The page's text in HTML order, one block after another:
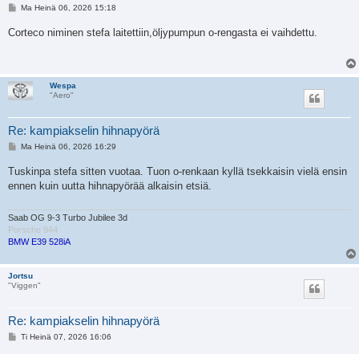
V
s
Ma Heinä 06, 2026 15:18
Corteco niminen stefa laitettiin,öljypumpun o-rengasta ei vaihdettu.
Wespa
"Aero"
Re: kampiakselin hihnapyörä
V
s
t
Ma Heinä 06, 2026 16:29
Tuskinpa stefa sitten vuotaa. Tuon o-renkaan kyllä tsekkaisin vielä ensin
ennen kuin uutta hihnapyörää alkaisin etsiä.
Saab OG 9-3 Turbo Jubilee 3d
Porsche 944
BMW E39 528iA
Jortsu
"Viggen"
Re: kampiakselin hihnapyörä
VTi Heinä 07, 2026 16:06